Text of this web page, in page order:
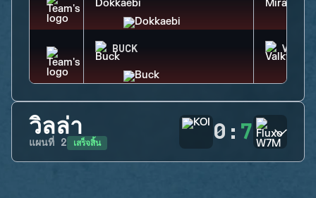
BUCK
วิลล่า
แผนที่ 2 เสร็จสิ้น 0 : 7